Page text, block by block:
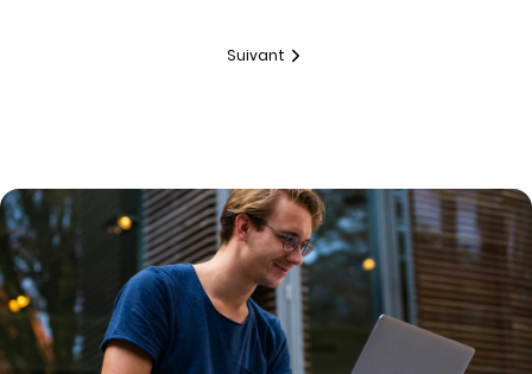
Suivant